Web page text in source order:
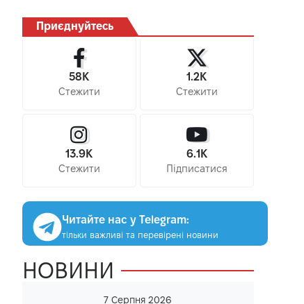
Приєднуйтесь
58K
Стежити
1.2K
Стежити
13.9K
Стежити
6.1K
Підписатися
Читайте нас у Telegram:
тільки важливі та перевірені новини
НОВИНИ
7 Серпня 2026